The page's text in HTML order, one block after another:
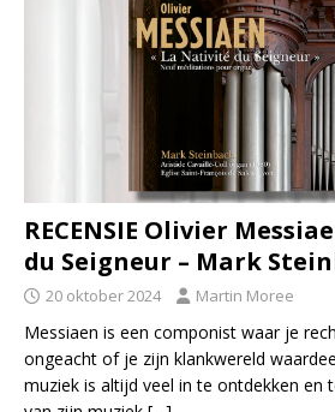
RECENSIE Olivier
du Seigneur – Mark
20 oktober 2024 Martin Moree
Messiaen is een componist waar je
ongeacht of je zijn klankwereld
muziek is altijd veel in te ontdekken en